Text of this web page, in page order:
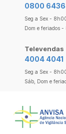
0800
Seg a Sex -
Dom e feriados
Televendas
4004 4041
Seg a Sex -
Sáb, Dom e